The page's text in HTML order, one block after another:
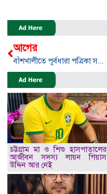
আগের
বাঁশখালীতে পূর্বধারা পত্রিকা সম্পাদকের বাড়ীতে চুরি-লুটপাট
চট্টগ্রাম মা ও শিশু হাসপাতালের
আজীবন সদস্য লায়ন গিয়াস
উদ্দিন আর নেই